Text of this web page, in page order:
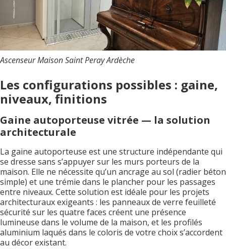
Ascenseur Maison Saint Peray Ardèche
Les configurations possibles : gaine,
niveaux, finitions
Gaine autoporteuse vitrée — la solution
architecturale
La gaine autoporteuse est une structure indépendante qui
se dresse sans s’appuyer sur les murs porteurs de la
maison. Elle ne nécessite qu’un ancrage au sol (radier béton
simple) et une trémie dans le plancher pour les passages
entre niveaux. Cette solution est idéale pour les projets
architecturaux exigeants : les panneaux de verre feuilleté
sécurité sur les quatre faces créent une présence
lumineuse dans le volume de la maison, et les profilés
aluminium laqués dans le coloris de votre choix s’accordent
au décor existant.